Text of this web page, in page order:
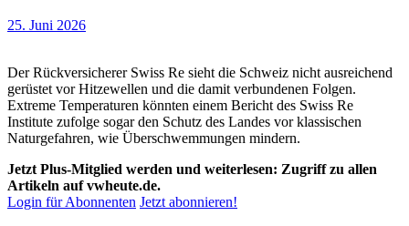
25. Juni 2026
Der Rückversicherer Swiss Re sieht die Schweiz nicht ausreichend
gerüstet vor Hitzewellen und die damit verbundenen Folgen.
Extreme Temperaturen könnten einem Bericht des Swiss Re
Institute zufolge sogar den Schutz des Landes vor klassischen
Naturgefahren, wie Überschwemmungen mindern.
Jetzt Plus-Mitglied werden und weiterlesen: Zugriff zu allen
Artikeln auf vwheute.de.
Login für Abonnenten Jetzt abonnieren!